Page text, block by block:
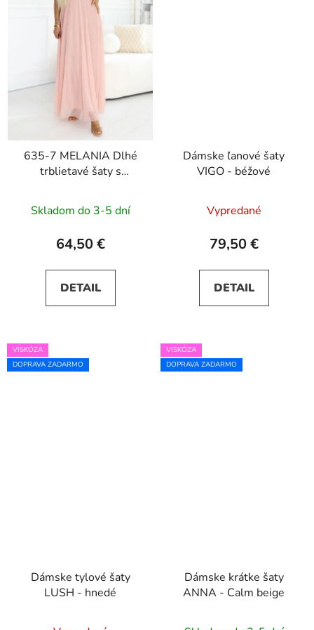
635-7 MELANIA Dlhé
trblietavé šaty s
rukávmi - broskyňové
Skladom do 3-5 dní
64,50 €
DETAIL
Dámske ľanové šaty
VIGO - béžové
Vypredané
79,50 €
DETAIL
VISKÓZA
DOPRAVA ZADARMO
Dámske tylové šaty
LUSH - hnedé
VISKÓZA
DOPRAVA ZADARMO
Dámske krátke šaty
ANNA - Calm beige